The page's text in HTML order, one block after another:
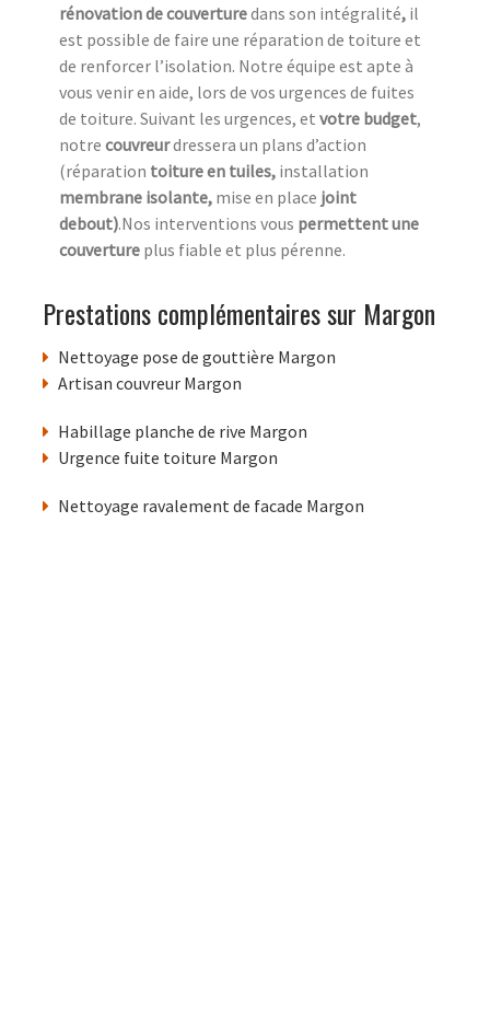
rénovation de couverturedans son intégralité, il
est possible de faire une réparation de toiture et
de renforcer l’isolation. Notre équipe est apte à
vous venir en aide, lors de vos urgences de fuites
de toiture. Suivant les urgences, et votre budget,
notre couvreurdressera un plans d’action
(réparation toiture en tuiles, installation
membrane isolante, mise en place joint
debout).Nos interventions vous permettent une
couverture plus fiable et plus pérenne.
Prestations complémentaires sur Margon
Nettoyage pose de gouttière Margon
Artisan couvreur Margon
Habillage planche de rive Margon
Urgence fuite toiture Margon
Nettoyage ravalement de facade Margon